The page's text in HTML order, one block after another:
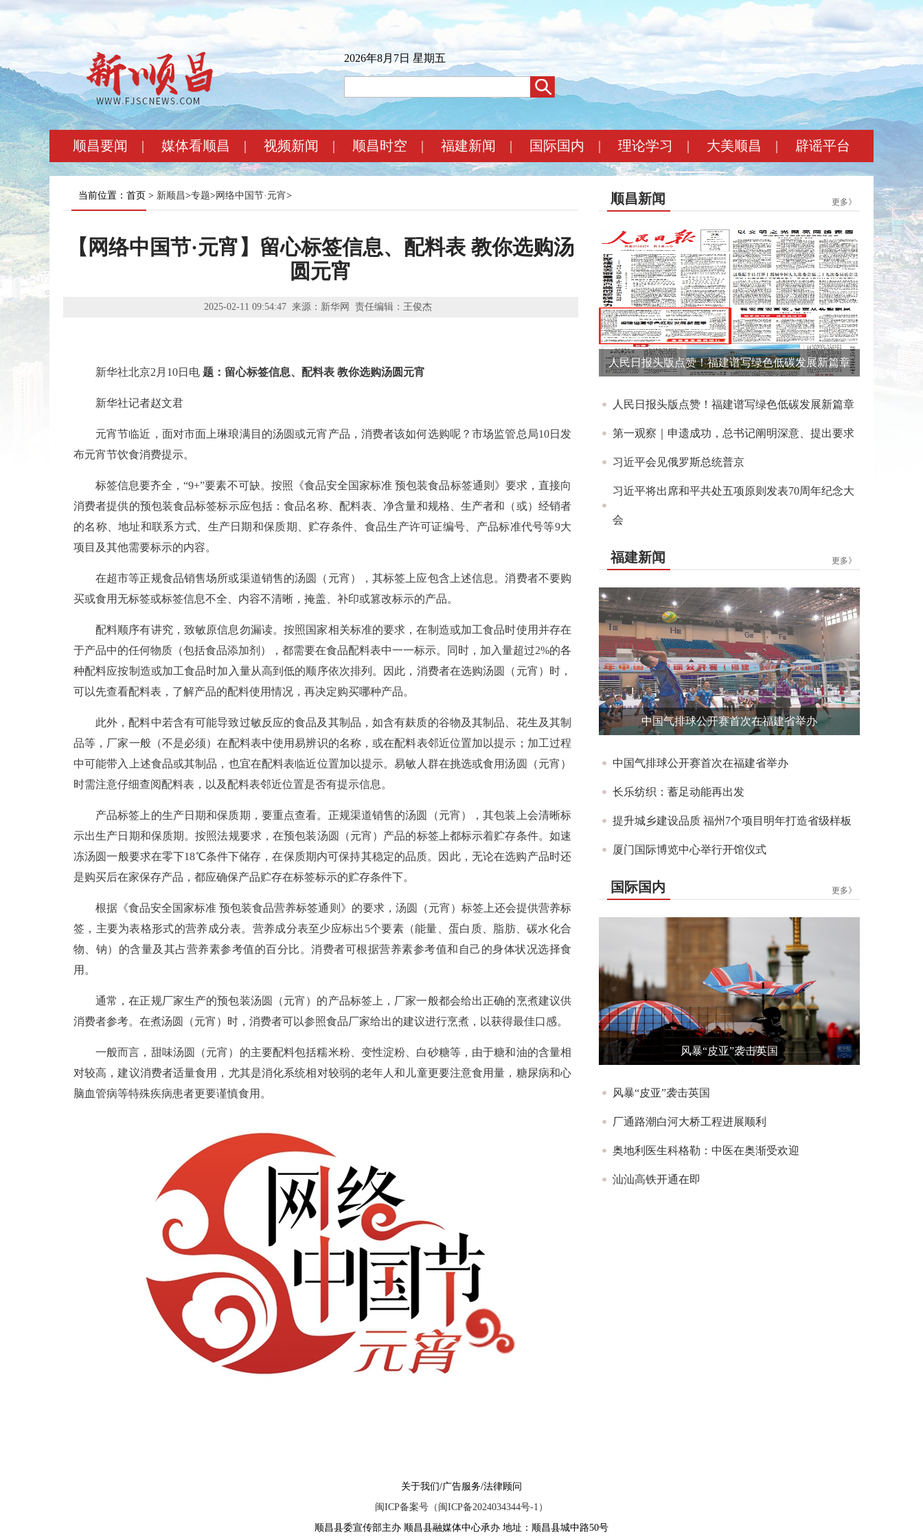
2026年8月7日 星期五
顺昌要闻 | 媒体看顺昌 | 视频新闻 | 顺昌时空 | 福建新闻 | 国际国内 | 理论学习 | 大美顺昌 | 辟谣平台
当前位置：首页 > 新顺昌>专题>网络中国节·元宵>
【网络中国节·元宵】留心标签信息、配料表 教你选购汤
圆元宵
2025-02-11 09:54:47 来源：新华网 责任编辑：王俊杰
新华社北京2月10日电 题：留心标签信息、配料表 教你选购汤圆元宵
新华社记者赵文君
元宵节临近，面对市面上琳琅满目的汤圆或元宵产品，消费者该如何选购呢？市场监管总局10日发
布元宵节饮食消费提示。
标签信息要齐全，“9+”要素不可缺。按照《食品安全国家标准 预包装食品标签通则》要求，直接向
消费者提供的预包装食品标签标示应包括：食品名称、配料表、净含量和规格、生产者和（或）经销者
的名称、地址和联系方式、生产日期和保质期、贮存条件、食品生产许可证编号、产品标准代号等9大
项目及其他需要标示的内容。
在超市等正规食品销售场所或渠道销售的汤圆（元宵），其标签上应包含上述信息。消费者不要购
买或食用无标签或标签信息不全、内容不清晰，掩盖、补印或篡改标示的产品。
配料顺序有讲究，致敏原信息勿漏读。按照国家相关标准的要求，在制造或加工食品时使用并存在
于产品中的任何物质（包括食品添加剂），都需要在食品配料表中一一标示。同时，加入量超过2%的各
种配料应按制造或加工食品时加入量从高到低的顺序依次排列。因此，消费者在选购汤圆（元宵）时，
可以先查看配料表，了解产品的配料使用情况，再决定购买哪种产品。
此外，配料中若含有可能导致过敏反应的食品及其制品，如含有麸质的谷物及其制品、花生及其制
品等，厂家一般（不是必须）在配料表中使用易辨识的名称，或在配料表邻近位置加以提示；加工过程
中可能带入上述食品或其制品，也宜在配料表临近位置加以提示。易敏人群在挑选或食用汤圆（元宵）
时需注意仔细查阅配料表，以及配料表邻近位置是否有提示信息。
产品标签上的生产日期和保质期，要重点查看。正规渠道销售的汤圆（元宵），其包装上会清晰标
示出生产日期和保质期。按照法规要求，在预包装汤圆（元宵）产品的标签上都标示着贮存条件。如速
冻汤圆一般要求在零下18℃条件下储存，在保质期内可保持其稳定的品质。因此，无论在选购产品时还
是购买后在家保存产品，都应确保产品贮存在标签标示的贮存条件下。
根据《食品安全国家标准 预包装食品营养标签通则》的要求，汤圆（元宵）标签上还会提供营养标
签，主要为表格形式的营养成分表。营养成分表至少应标出5个要素（能量、蛋白质、脂肪、碳水化合
物、钠）的含量及其占营养素参考值的百分比。消费者可根据营养素参考值和自己的身体状况选择食
用。
通常，在正规厂家生产的预包装汤圆（元宵）的产品标签上，厂家一般都会给出正确的烹煮建议供
消费者参考。在煮汤圆（元宵）时，消费者可以参照食品厂家给出的建议进行烹煮，以获得最佳口感。
一般而言，甜味汤圆（元宵）的主要配料包括糯米粉、变性淀粉、白砂糖等，由于糖和油的含量相
对较高，建议消费者适量食用，尤其是消化系统相对较弱的老年人和儿童更要注意食用量，糖尿病和心
脑血管病等特殊疾病患者更要谨慎食用。
更多》
顺昌新闻
人民日报头版点赞！福建谱写绿色低碳发展新篇章
人民日报头版点赞！福建谱写绿色低碳发展新篇章
第一观察｜申遗成功，总书记阐明深意、提出要求
习近平会见俄罗斯总统普京
习近平将出席和平共处五项原则发表70周年纪念大
会
更多》
福建新闻
中国气排球公开赛首次在福建省举办
中国气排球公开赛首次在福建省举办
长乐纺织：蓄足动能再出发
提升城乡建设品质 福州7个项目明年打造省级样板
厦门国际博览中心举行开馆仪式
更多》
国际国内
风暴“皮亚”袭击英国
风暴“皮亚”袭击英国
厂通路潮白河大桥工程进展顺利
奥地利医生科格勒：中医在奥渐受欢迎
汕汕高铁开通在即
关于我们/广告服务/法律顾问
闽ICP备案号（闽ICP备2024034344号-1）
顺昌县委宣传部主办 顺昌县融媒体中心承办 地址：顺昌县城中路50号